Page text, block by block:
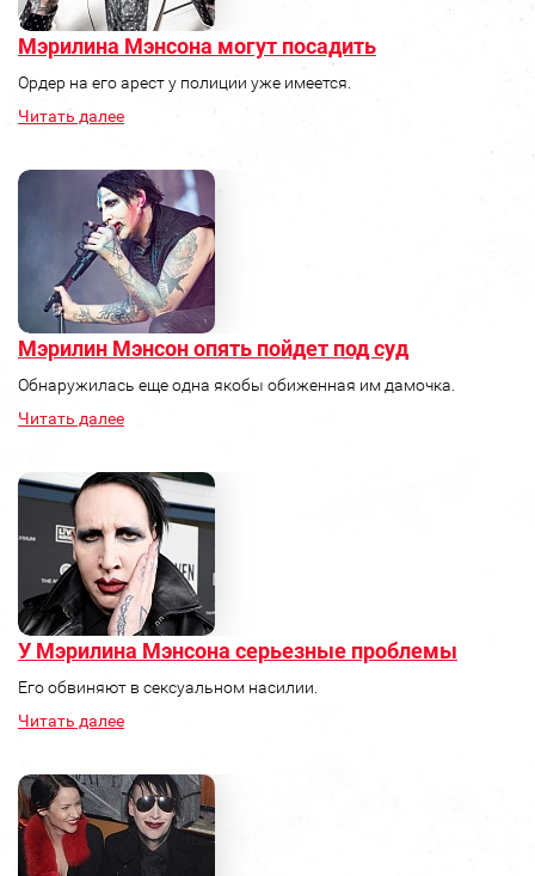
Мэрилина Мэнсона могут посадить
Ордер на его арест у полиции уже имеется.
Читать далее
Мэрилин Мэнсон опять пойдет под суд
Обнаружилась еще одна якобы обиженная им дамочка.
Читать далее
У Мэрилина Мэнсона серьезные проблемы
Его обвиняют в сексуальном насилии.
Читать далее